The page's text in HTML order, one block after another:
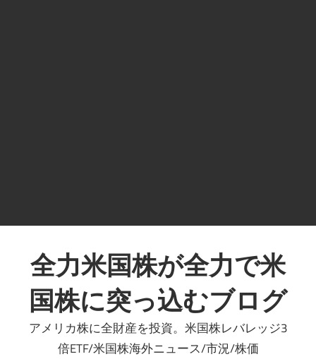
ン
テ
ン
ツ
へ
全力米国株が全力で米
国株に突っ込むブログ
アメリカ株に全財産を投資。米国株レバレッジ3
倍ETF/米国株海外ニュース/市況/株価